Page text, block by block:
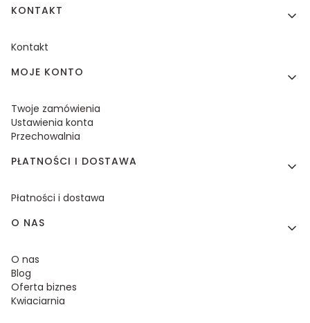
KONTAKT
Kontakt
MOJE KONTO
Twoje zamówienia
Ustawienia konta
Przechowalnia
PŁATNOŚCI I DOSTAWA
Płatności i dostawa
O NAS
O nas
Blog
Oferta biznes
Kwiaciarnia